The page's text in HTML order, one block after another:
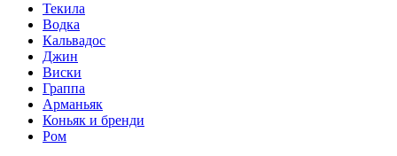
Текила
Водка
Кальвадос
Джин
Виски
Граппа
Арманьяк
Коньяк и бренди
Ром